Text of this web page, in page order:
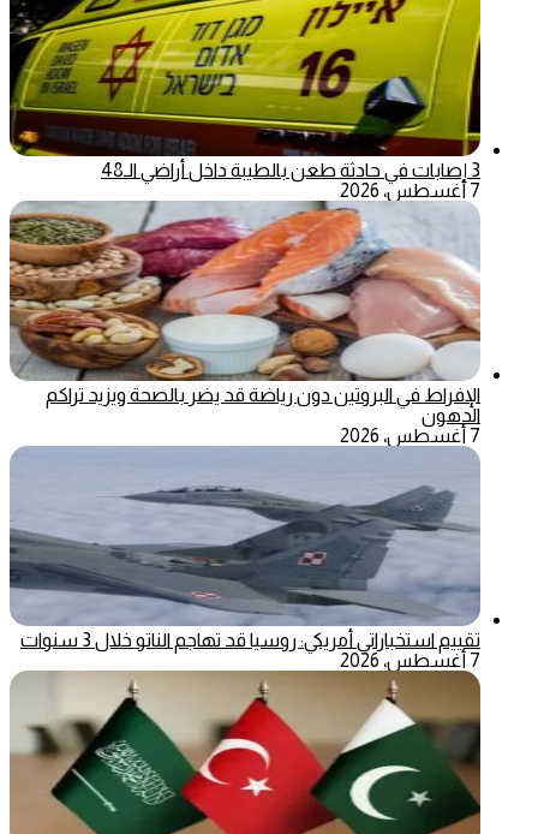
3 إصابات في حادثة طعن بالطيبة داخل أراضي الـ48
7 أغسطس، 2026
الإفراط في البروتين دون رياضة قد يضر بالصحة ويزيد تراكم
الدهون
7 أغسطس، 2026
تقييم استخباراتي أمريكي: روسيا قد تهاجم الناتو خلال 3 سنوات
7 أغسطس، 2026